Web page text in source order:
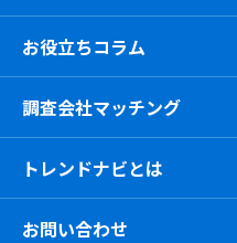
お役立ちコラム
調査会社マッチング
トレンドナビとは
お問い合わせ